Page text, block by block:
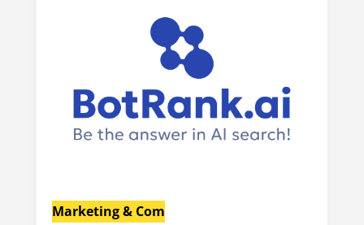
Marketing & Com